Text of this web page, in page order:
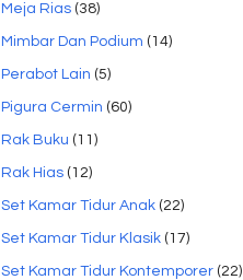
Meja Rias(38)
Mimbar Dan Podium (14)
Perabot Lain (5)
Pigura Cermin (60)
Rak Buku (11)
Rak Hias(12)
Set Kamar Tidur Anak(22)
Set Kamar Tidur Klasik(17)
Set Kamar Tidur Kontemporer(22)